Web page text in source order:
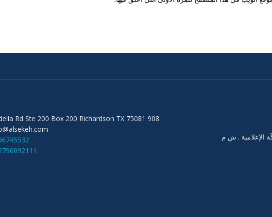
908 Audelia Rd Ste 200 Box 200 Richardson TX 75081
الإعلامية . ش م